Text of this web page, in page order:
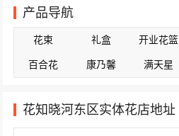
产品导航
花束 礼盒 开业花篮
百合花 康乃馨 满天星
花知晓河东区实体花店地址